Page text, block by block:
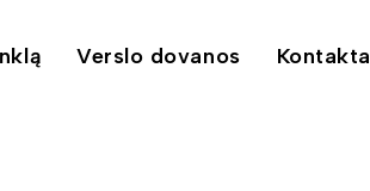
Verslo dovanos